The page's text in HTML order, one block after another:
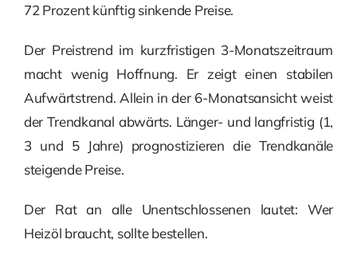
72 Prozent künftig sinkende Preise.
Der Preistrend im kurzfristigen 3-Monatszeitraum
macht wenig Hoffnung. Er zeigt einen stabilen
Aufwärtstrend. Allein in der 6-Monatsansicht weist
der Trendkanal abwärts. Länger- und langfristig (1,
3 und 5 Jahre) prognostizieren die Trendkanäle
steigende Preise.
Der Rat an alle Unentschlossenen lautet: Wer
Heizöl braucht, sollte bestellen.